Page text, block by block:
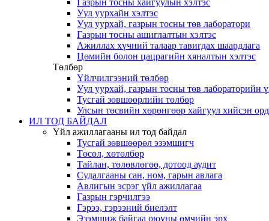
Газрын тосны хайгуулын хэлтэс
Уул уурхайн хэлтэс
Уул уурхай, газрын тосны төв лаборатори
Газрын тосны ашиглалтын хэлтэс
Ажиллах хүчний талаар тавигдах шаардлага
Цөмийн болон цацрагийн хяналтын хэлтэс
Төлбөр
Үйлчилгээний төлбөр
Уул уурхай, газрын тосны төв лабораторийн
Тусгай зөвшөөрлийн төлбөр
Улсын төсвийн хөрөнгөөр хайгуул хийсэн
ИЛ ТОД БАЙДАЛ
Үйл ажиллагааны ил тод байдал
Тусгай зөвшөөрөл эзэмшигч
Төсөл, хөтөлбөр
Тайлан, төлөвлөгөө, дотоод аудит
Судалгааны сан, ном, гарын авлага
Авлигын эсрэг үйл ажиллагаа
Газрын гэрчилгээ
Гэрээ, гэрээний биелэлт
Эзэмшиж байгаа оюуны өмчийн эрх